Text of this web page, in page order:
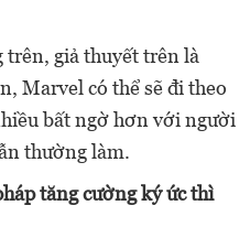
trên, giả thuyết trên là
Marvel có thể sẽ đi theo
bất ngờ hơn với người
thường làm.
tăng cường ký ức thì